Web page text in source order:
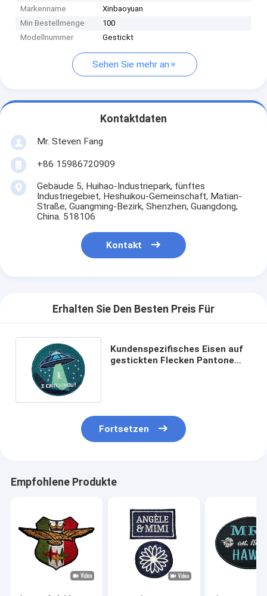
Markenname
Xinbaoyuan
Min Bestellmenge
100
Modellnummer
Gestickt
Sehen Sie mehr an
Kontaktdaten
Mr. Steven Fang
+86 15986720909
Gebäude 5, Huihao-Industriepark, fünftes
Industriegebiet, Heshuikou-Gemeinschaft, Matian-
Straße, Guangming-Bezirk, Shenzhen, Guangdong,
China. 518106
Kontakt
Erhalten Sie Den Besten Preis Für
Kundenspezifisches Eisen auf
gestickten Flecken Pantone
Fortsetzen
Empfohlene Produkte